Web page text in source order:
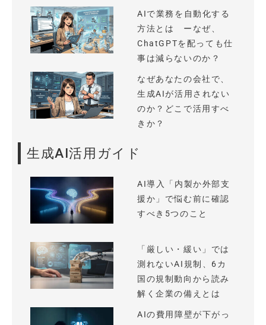
AIで業務を自動化する
方法とは ーなぜ、
ChatGPTを配っても仕
事は減らないのか？
なぜあなたの会社で、
生成AIが活用されない
のか？どこで活用すべ
きか？
生成AI活用ガイド
AI導入「内製か外部支
援か」で悩む前に確認
すべき5つのこと
「厳しい・緩い」では
測れないAI規制、6カ
国の規制動向から読み
解く企業の備えとは
AIの費用障壁が下がっ